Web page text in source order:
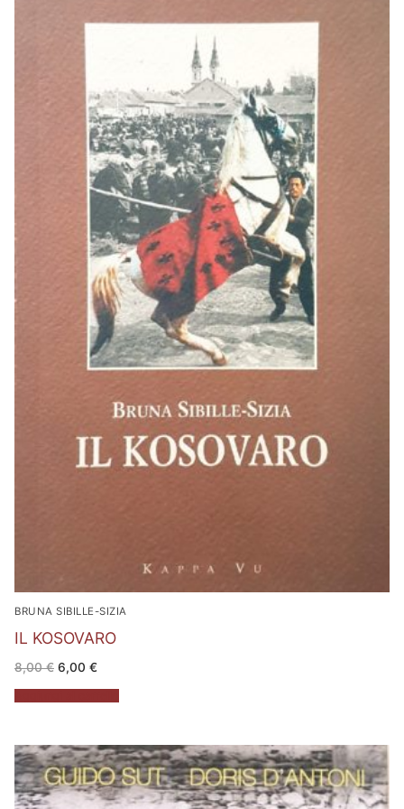
BRUNA SIBILLE-SIZIA
IL KOSOVARO
8,00€ Il
prezzo
originale
era:
6,00 €Il
attuale
è: